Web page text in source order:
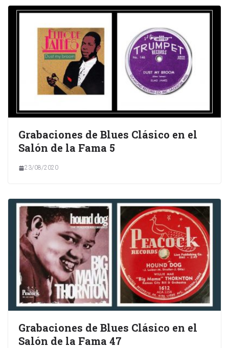
Grabaciones de Blues Clásico en el
Salón de la Fama 5
23/08/2020
Grabaciones de Blues Clásico en el
Salón de la Fama 47